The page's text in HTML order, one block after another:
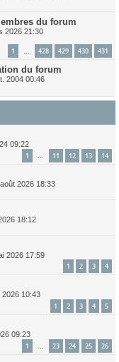
du forum
2026 21:30
1 428 429 430 431
du forum
2004 00:46
09:22
1 … 11 12 13 14
2026 18:33
18:12
2026 17:59
1 2 3 4
2026 10:43
1 2 3 4 5
09:23
1 … 23 24 25 26